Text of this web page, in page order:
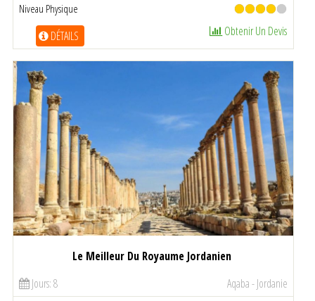
Niveau Physique
DÉTAILS Obtenir Un Devis
Le Meilleur Du Royaume Jordanien
Jours: 8
Aqaba - Jordanie